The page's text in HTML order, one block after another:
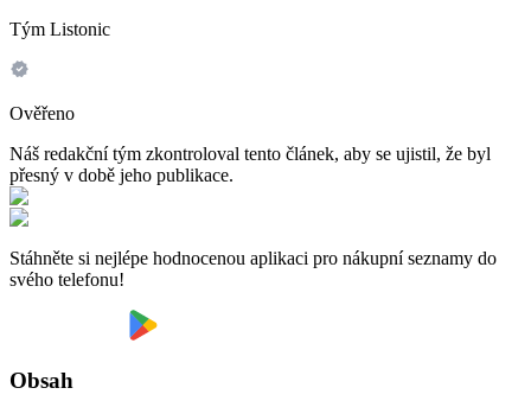
Tým Listonic
Ověřeno
Náš redakční tým zkontroloval tento článek, aby se ujistil, že byl
přesný v době jeho publikace.
Stáhněte si nejlépe hodnocenou aplikaci pro nákupní seznamy do
svého telefonu!
Obsah